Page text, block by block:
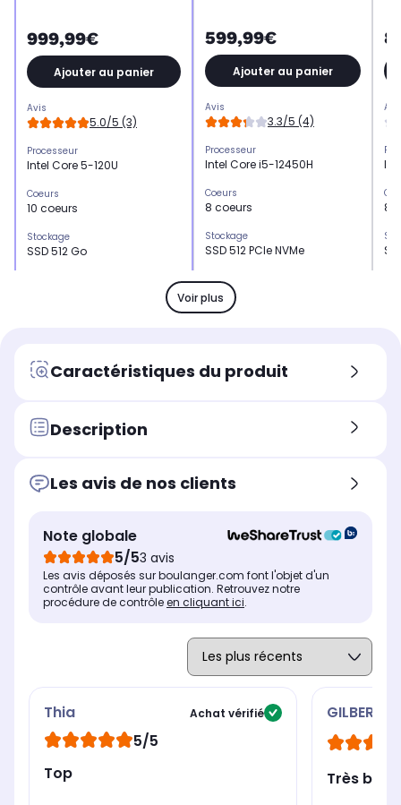
999,99€
Ajouter au panier
Avis
5.0/5 (3)
Processeur
Intel Core 5-120U
Coeurs
10 coeurs
Stockage
SSD 512 Go
Contrôleur graphique
Intel HD Graphics
Intel Core 5-120U
1.4 GHZ
Capacité totale de stockage
SSD 512 Go
599,99€
Ajouter au panier
Avis
3.3/5 (4)
Processeur
Intel Core i5-12450H
Coeurs
8 coeurs
Stockage
SSD 512 PCIe NVMe
Mémoire vive
16 Go
Contrôleur graphique
Intel UHD Graphics
3,3
SSD 512 PCIe NVMe
8
Voir plus
Caractéristiques du produit
Description
Les avis de nos clients
Note globale
5/53 avis
Les avis déposés sur boulanger.com font l'objet d'un
contrôle avant leur publication. Retrouvez notre
procédure de contrôleen cliquant ici.
Thia Achat vérifié
5/5
Top
GILBERT
Très bien